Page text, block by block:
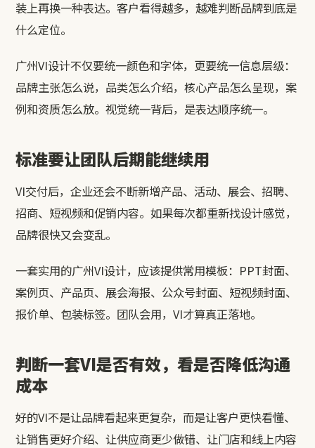
装上再换一种表达。客户看得越多，越难判断品牌到底是
什么定位。
广州VI设计不仅要统一颜色和字体，更要统一信息层级：
品牌主张怎么说，品类怎么介绍，核心产品怎么呈现，案
例和资质怎么放。视觉统一背后，是表达顺序统一。
标准要让团队后期能继续用
VI交付后，企业还会不断新增产品、活动、展会、招聘、
招商、短视频和促销内容。如果每次都重新找设计感觉，
品牌很快又会变乱。
一套实用的广州VI设计，应该提供常用模板：PPT封面、
案例页、产品页、展会海报、公众号封面、短视频封面、
报价单、包装标签。团队会用，VI才算真正落地。
判断一套VI是否有效，看是否降低沟通
成本
好的VI不是让品牌看起来更复杂，而是让客户更快看懂、
让销售更好介绍、让供应商更少做错、让门店和线上内容